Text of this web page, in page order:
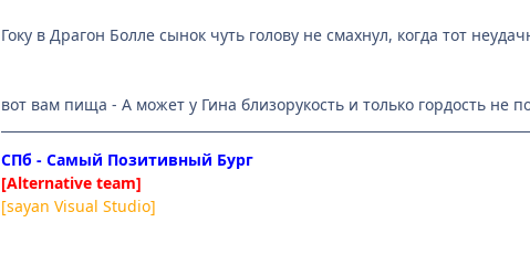
Гоку в Драгон Болле сынок чуть голову не смахнул, когда тот
вот вам пища - А может у Гина близорукость и только гордость не
СПб - Самый Позитивный Бург
[Alternative team]
[sayan Visual Studio]